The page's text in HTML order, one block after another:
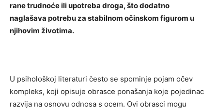
rane trudnoće ili upotreba droga, što dodatno
naglašava potrebu za stabilnom očinskom figurom u
njihovim životima.
U psihološkoj literaturi često se spominje pojam očev
kompleks, koji opisuje obrasce ponašanja koje pojedinac
razvija na osnovu odnosa s ocem. Ovi obrasci mogu